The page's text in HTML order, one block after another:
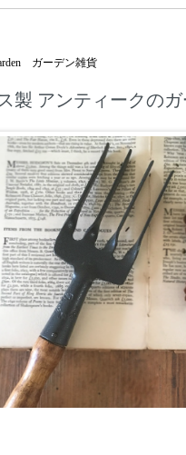
ガーデン雑貨
製 アンティークの